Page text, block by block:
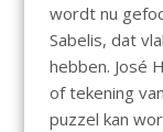
wordt nu
Sabelis, dat
hebben. José
of tekening
puzzel kan